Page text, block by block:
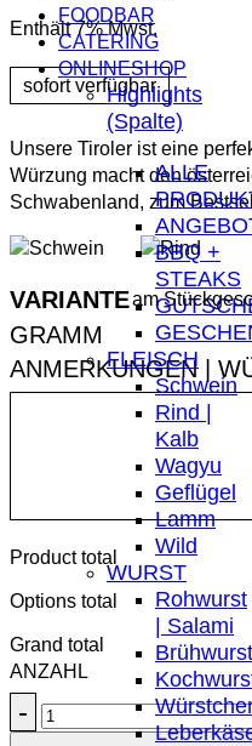
FOODBAR
CATERING
ONLINESHOP
Highlights
(Spalte)
ALLE
BBQ +
STEAKS
FLEISCH
Schwein
Rind |
Kalb
Wagyu
Geflügel
Lamm
Wild
WURST
Rohwurst
| Salami
Brühwurst
Enthält 7% Mwst.
Unsere Tiroler ist eine
Würzung macht den
Schwabenland, zum
VARIANTEam Stück
ANMERKUNGEN |
Product total
Options total
Grand total
Tiroler
Wurst